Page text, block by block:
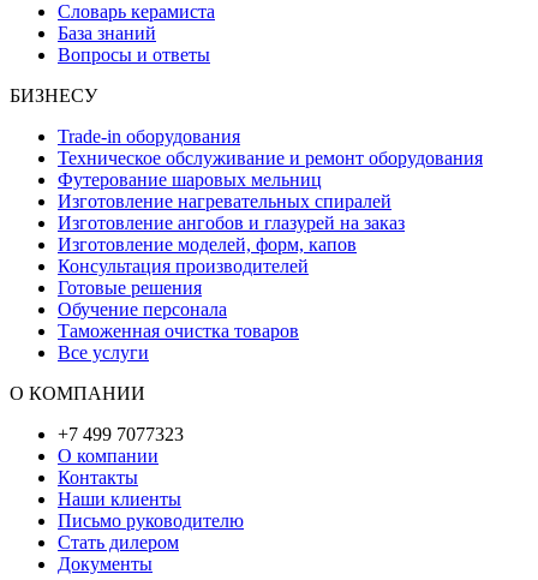
Словарь керамиста
База знаний
Вопросы и ответы
БИЗНЕСУ
Trade-in оборудования
Техническое обслуживание и ремонт оборудования
Футерование шаровых мельниц
Изготовление нагревательных спиралей
Изготовление ангобов и глазурей на заказ
Изготовление моделей, форм, капов
Консультация производителей
Готовые решения
Обучение персонала
Таможенная очистка товаров
Все услуги
О КОМПАНИИ
+7 499 7077323
О компании
Контакты
Наши клиенты
Письмо руководителю
Стать дилером
Документы